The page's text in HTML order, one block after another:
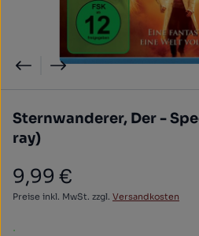
Sternwanderer, Der -
ray)
Regulärer Preis:
9,99 €
Preise inkl. MwSt. zzgl. Versandkosten
.